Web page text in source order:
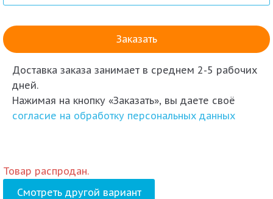
Доставка заказа занимает в среднем 2-5 рабочих
дней.
Нажимая на кнопку «Заказать», вы даете своё
согласие на обработку персональных данных
Товар распродан.
Смотреть другой вариант